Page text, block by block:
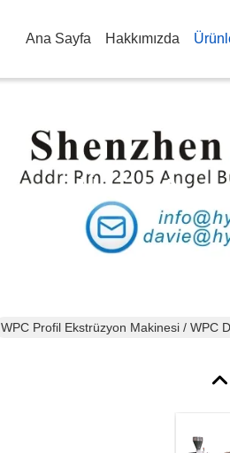
Ana Sayfa Hakkımızda
Ürün
WPC Profil Ekstrüzyon Makinesi / WPC